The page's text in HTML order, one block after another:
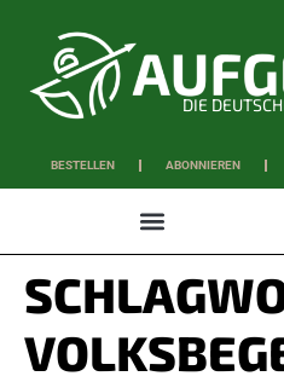
DIE
BESTELLEN ABONNIEREN